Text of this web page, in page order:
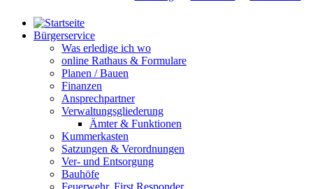
Bürgerservice
Was erledige ich wo
online Rathaus & Formulare
Planen / Bauen
Finanzen
Ansprechpartner
Verwaltungsgliederung
Ämter & Funktionen
Kummerkasten
Satzungen & Verordnungen
Ver- und Entsorgung
Bauhöfe
Feuerwehr, First Responder